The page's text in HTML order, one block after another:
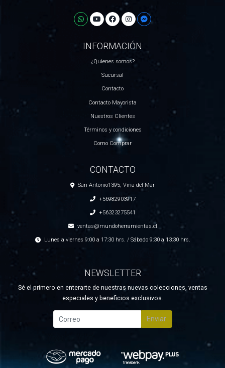
INFORMACIÓN
¿Quienes somos?
Sucursal
Contacto
Contacto Mayorista
Nuestros Clientes
Términos y condiciones
Como Comprar
CONTACTO
San Antonio1395, Viña del Mar
+56982903917
+56323275541
ventas@mundoherramientas.cl
Lunes a viernes 9:00 a 17:30 hrs. / Sábado 9:30 a 13:30 hrs.
NEWSLETTER
Sé el primero en enterarte de nuestras nuevas colecciones, ventas
especiales y beneficios exclusivos.
Enviar